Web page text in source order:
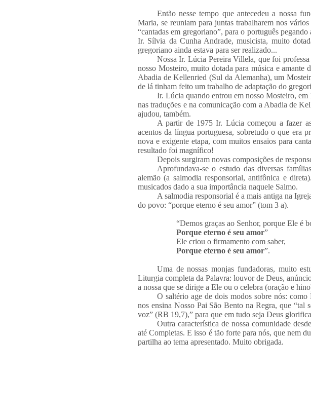
Então nesse tempo que antecedeu a nossa
Maria, se reuniam para juntas trabalharem nos
“cantadas em gregoriano”, para o português
Ir. Sílvia da Cunha Andrade, musicista, muito
gregoriano ainda estava para ser realizado...
Nossa Ir. Lúcia Pereira Villela, que foi
nosso Mosteiro, muito dotada para música e
Abadia de Kellenried (Sul da Alemanha), um
de lá tinham feito um trabalho de adaptação do
Ir. Lúcia quando entrou em nosso Mosteiro,
nas traduções e na comunicação com a Abadia de
ajudou, também.
A partir de 1975 Ir. Lúcia começou a fazer
acentos da língua portuguesa, sobretudo o que era
nova e exigente etapa, com muitos ensaios para
resultado foi magnífico!
Depois surgiram novas composições de
Aprofundava-se o estudo das diversas
alemão (a salmodia responsorial, antifônica e
musicados dado a sua importância naquele Salmo.
A salmodia responsorial é a mais antiga na
do povo: “porque eterno é seu amor” (tom 3 a).
“Demos graças ao Senhor, porque Ele é
Porque eterno é seu amor”
Ele criou o firmamento com saber,
Porque eterno é seu amor”.
Uma de nossas monjas fundadoras, muito
Liturgia completa da Palavra: louvor de Deus,
a nossa que se dirige a Ele ou o celebra (oração e
O saltério age de dois modos sobre nós:
nos ensina Nosso Pai São Bento na Regra, que “tal
voz” (RB 19,7),” para que em tudo seja Deus
Outra característica de nossa comunidade
até Completas. E isso é tão forte para nós, que nem
partilha ao tema apresentado. Muito obrigada.